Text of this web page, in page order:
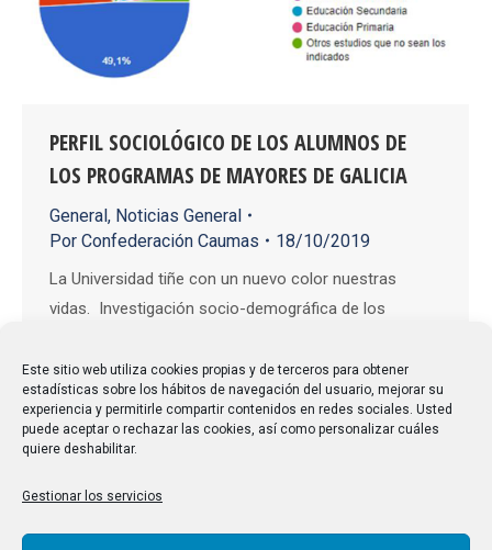
Este sitio web utiliza cookies propias y de terceros para obtener
estadísticas sobre los hábitos de navegación del usuario, mejorar su
experiencia y permitirle compartir contenidos en redes sociales. Usted
puede aceptar o rechazar las cookies, así como personalizar cuáles
quiere deshabilitar.
Gestionar los servicios
PERFIL SOCIOLÓGICO DE LOS ALUMNOS DE
LOS PROGRAMAS DE MAYORES DE GALICIA
General, Noticias General
Por Confederación Caumas 18/10/2019
La Universidad tiñe con un nuevo color nuestras
vidas. Investigación socio-demográfica de los
las Universidades GALLEGAS. Si tuviésemos que
citar los beneficios obtenidos en los Programas de
Mayores de nuestras Universidades, deberíamos
comentar que, gracias a esta actividad dentro de las
aulas, mejoramos nuestra capacidad de…